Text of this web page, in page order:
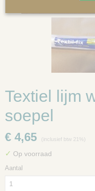
Textiel lijm
soepel
€ 4,65 (inclusief btw 21%)
✓ Op voorraad
Aantal
| KUSSENS OP